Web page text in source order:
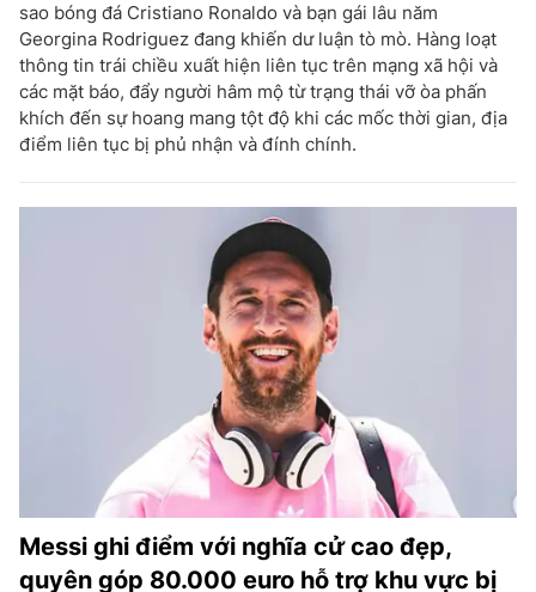
sao bóng đá Cristiano Ronaldo và bạn gái lâu năm
Georgina Rodriguez đang khiến dư luận tò mò. Hàng loạt
thông tin trái chiều xuất hiện liên tục trên mạng xã hội và
các mặt báo, đẩy người hâm mộ từ trạng thái vỡ òa phấn
khích đến sự hoang mang tột độ khi các mốc thời gian, địa
điểm liên tục bị phủ nhận và đính chính.
Messi ghi điểm với nghĩa cử cao đẹp,
quyên góp 80.000 euro hỗ trợ khu vực bị